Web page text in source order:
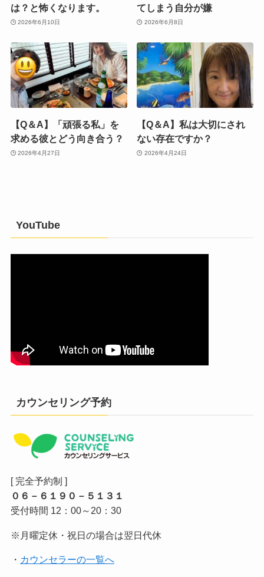
は？と怖くなります。
2026年6月10日
てしまう自分が嫌
2026年6月8日
【Q＆A】「頑張る私」を
求める彼とどう向き合う？
2026年4月27日
【Q＆A】私は大切にされ
ない存在ですか？
2026年4月24日
YouTube
カウンセリング予約
[ 完全予約制 ]
０６－６１９０－５１３１
受付時間 12：00～20：30
※月曜定休・祝日の場合は翌日代休
・ カウンセラーの一覧へ